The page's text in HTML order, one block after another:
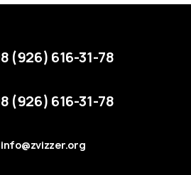
8 (926) 616-31-78
8 (926) 616-31-78
info@zvizzer.org